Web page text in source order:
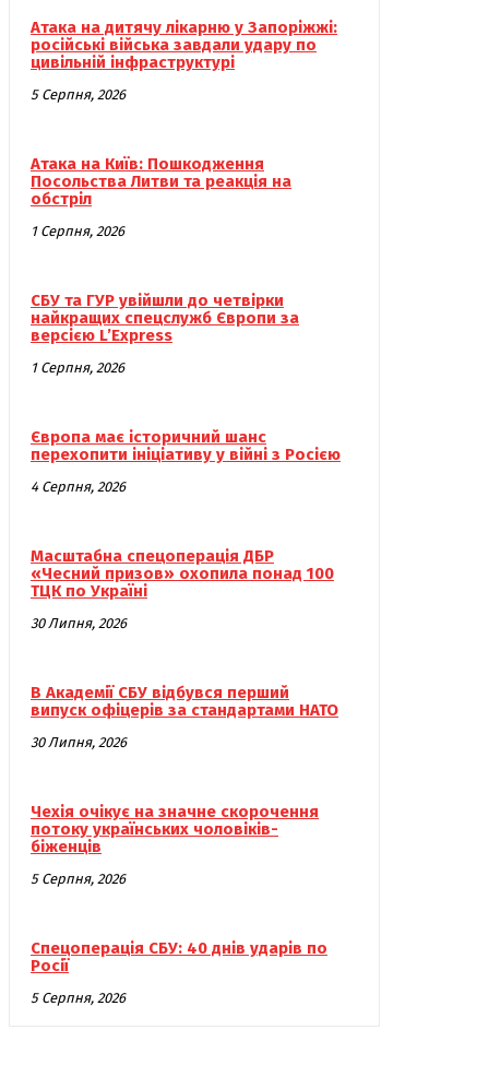
Атака на дитячу лікарню у Запоріжжі:
російські війська завдали удару по
цивільній інфраструктурі
5 Серпня, 2026
Атака на Київ: Пошкодження
Посольства Литви та реакція на
обстріл
1 Серпня, 2026
СБУ та ГУР увійшли до четвірки
найкращих спецслужб Європи за
версією L’Express
1 Серпня, 2026
Європа має історичний шанс
перехопити ініціативу у війні з Росією
4 Серпня, 2026
Масштабна спецоперація ДБР
«Чесний призов» охопила понад 100
ТЦК по Україні
30 Липня, 2026
В Академії СБУ відбувся перший
випуск офіцерів за стандартами НАТО
30 Липня, 2026
Чехія очікує на значне скорочення
потоку українських чоловіків-
біженців
5 Серпня, 2026
Спецоперація СБУ: 40 днів ударів по
Росії
5 Серпня, 2026